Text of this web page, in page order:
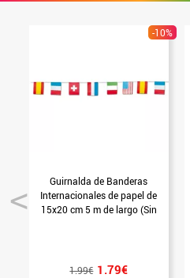
-10%
Guirnalda de Banderas
Internacionales de papel de
15x20 cm 5 m de largo (Sin
1.99€ 1.79€